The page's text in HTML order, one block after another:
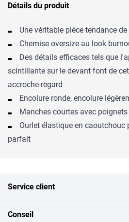
Détails du produit
Une véritable pièce tendance de
Chemise oversize au look
Des détails efficaces tels que
scintillante sur le devant font de
accroche-regard
Encolure ronde, encolure
Manches courtes avec poignets
Ourlet élastique en caoutchouc
parfait
Service client
Conseil